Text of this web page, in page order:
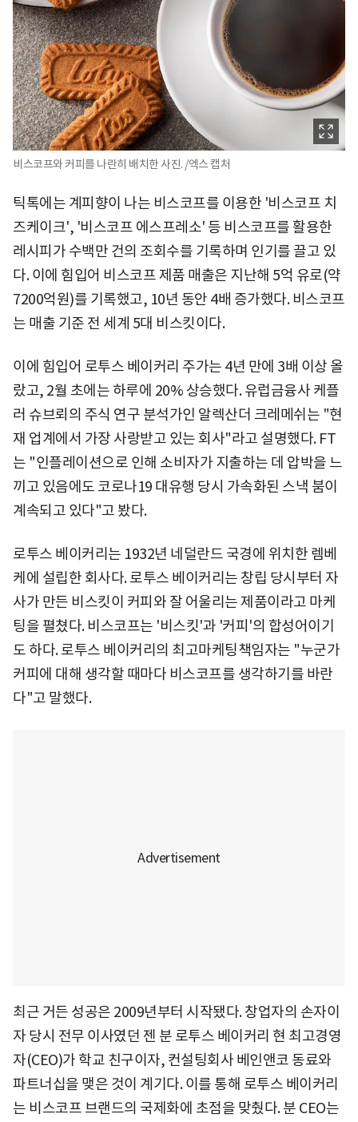
비스코프와 커피를 나란히 배치한 사진. /엑스 캡처
틱톡에는 계피향이 나는 비스코프를 이용한 '비스코프 치
즈케이크', '비스코프 에스프레소' 등 비스코프를 활용한
레시피가 수백만 건의 조회수를 기록하며 인기를 끌고 있
다. 이에 힘입어 비스코프 제품 매출은 지난해 5억 유로(약
7200억원)를 기록했고, 10년 동안 4배 증가했다. 비스코프
는 매출 기준 전 세계 5대 비스킷이다.
이에 힘입어 로투스 베이커리 주가는 4년 만에 3배 이상 올
랐고, 2월 초에는 하루에 20% 상승했다. 유럽금융사 케플
러 슈브뢰의 주식 연구 분석가인 알렉산더 크레메쉬는 "현
재 업계에서 가장 사랑받고 있는 회사"라고 설명했다. FT
는 "인플레이션으로 인해 소비자가 지출하는 데 압박을 느
끼고 있음에도 코로나19 대유행 당시 가속화된 스낵 붐이
계속되고 있다"고 봤다.
로투스 베이커리는 1932년 네덜란드 국경에 위치한 렘베
케에 설립한 회사다. 로투스 베이커리는 창립 당시부터 자
사가 만든 비스킷이 커피와 잘 어울리는 제품이라고 마케
팅을 펼쳤다. 비스코프는 '비스킷'과 '커피'의 합성어이기
도 하다. 로투스 베이커리의 최고마케팅책임자는 "누군가
커피에 대해 생각할 때마다 비스코프를 생각하기를 바란
다"고 말했다.
최근 거든 성공은 2009년부터 시작됐다. 창업자의 손자이
자 당시 전무 이사였던 젠 분 로투스 베이커리 현 최고경영
자(CEO)가 학교 친구이자, 컨설팅회사 베인앤코 동료와
파트너십을 맺은 것이 계기다. 이를 통해 로투스 베이커리
는 비스코프 브랜드의 국제화에 초점을 맞췄다. 분 CEO는